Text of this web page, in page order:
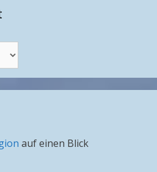
auf einen Blick